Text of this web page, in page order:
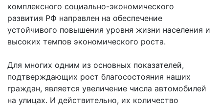
комплексного социально-экономического
развития РФ направлен на обеспечение
устойчивого повышения уровня жизни населения и
высоких темпов экономического роста.
Для многих одним из основных показателей,
подтверждающих рост благосостояния наших
граждан, является увеличение числа автомобилей
на улицах. И действительно, их количество